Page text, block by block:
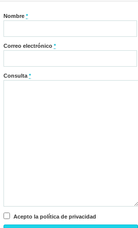
Nombre*
Correo electrónico*
Consulta*
Acepto la política de privacidad